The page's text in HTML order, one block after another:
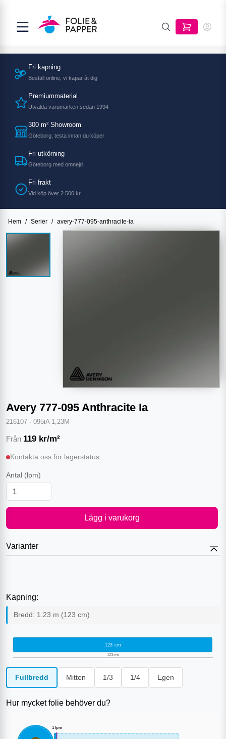
Fri kapning
Beställ online, vi kapar åt dig
Premiummaterial
Utvalda varumärken sedan 1994
300 m² Showroom
Göteborg, testa innan du köper
Fri utkörning
Göteborg med omnejd
Fri frakt
Vid köp över 2 500 kr
Hem / Serier / avery-777-095-anthracite-ia
Avery 777-095 Anthracite Ia
216107 · 095iA 1,23M
Från 119 kr/m²
Kontakta oss för lagerstatus
Antal (lpm)
Lägg i varukorg
Varianter
Kapning:
Bredd: 1.23 m (123 cm)
123 cm
123cm
Fullbredd Mitten 1/3 1/4 Egen
Hur mycket folie behöver du?
1 lpm